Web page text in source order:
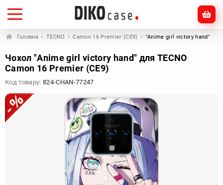
Головна TECNO Camon 16 Premier (CE9) "Anime girl victory hand"
Чохол "Anime girl victory hand" для TECNO
Camon 16 Premier (CE9)
Код товару: 824-CHAN-77247